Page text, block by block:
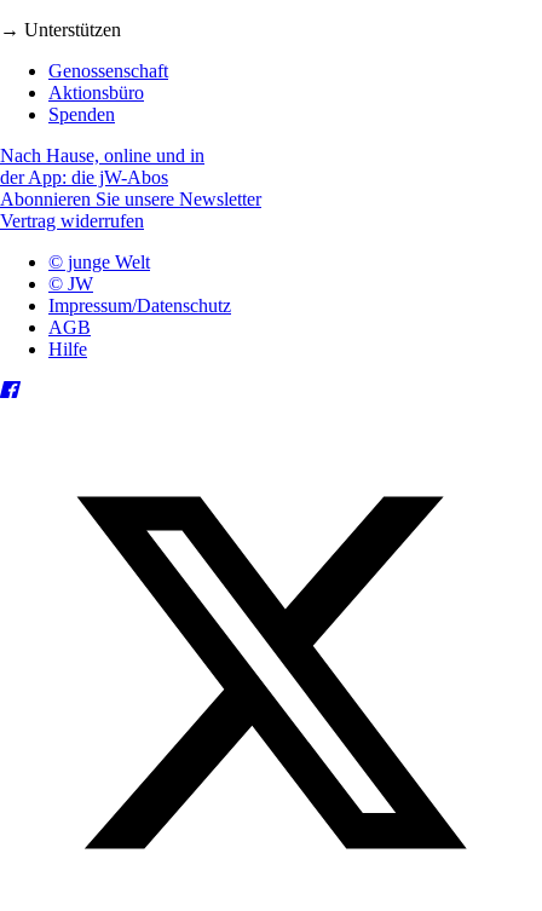
→ Unterstützen
Genossenschaft
Aktionsbüro
Spenden
Nach Hause, online und in
der App: die jW-Abos
Abonnieren Sie unsere Newsletter
Vertrag widerrufen
© junge Welt
© JW
Impressum/Datenschutz
AGB
Hilfe